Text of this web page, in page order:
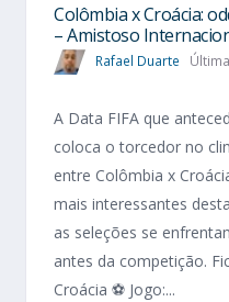
Colômbia x Croácia:
– Amistoso
Rafael Duarte
A Data FIFA que
coloca o torcedor no
entre Colômbia x
mais interessantes
as seleções se
antes da competição.
Croácia ⚽ Jogo:...